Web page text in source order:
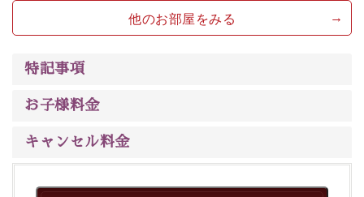
上諏訪温泉“しんゆ”なら諏訪大社など歴史ある諏訪の街
で心癒されます。
みを感じていただける、美しく癒される宿で贅沢に幸せ
他のお部屋をみる
特記事項
お子様料金
キャンセル料金